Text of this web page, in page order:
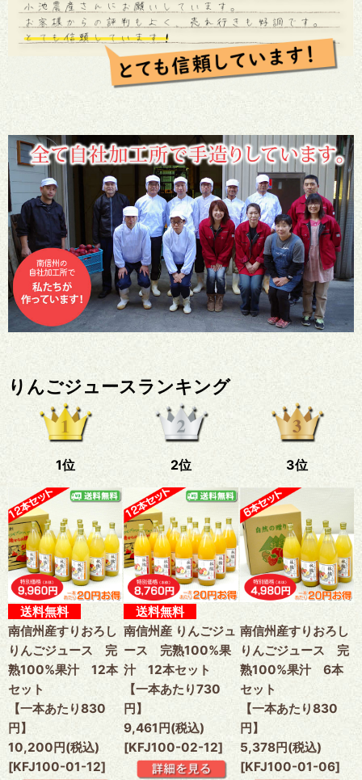
りんごジュースランキング
1位
送料無料
南信州産すりおろし
りんごジュース 完
熟100%果汁 12本
セット
【一本あたり830
円】
10,200円(税込)
[KFJ100-01-12]
2位
送料無料
南信州産 りんごジュ
ース 完熟100%果
汁 12本セット
【一本あたり730
円】
9,461円(税込)
[KFJ100-02-12]
3位
南信州産すりおろし
りんごジュース 完
熟100%果汁 6本
セット
【一本あたり830
円】
5,378円(税込)
[KFJ100-01-06]